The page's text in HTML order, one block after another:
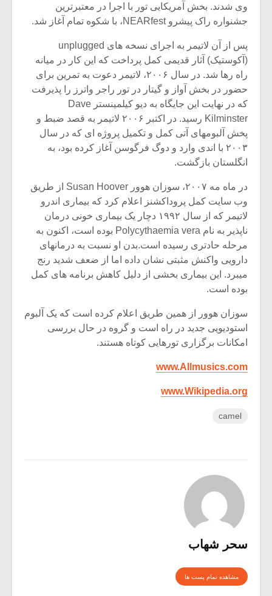
وی شدند. بخش آمریکایی تور با اجرا در معتبرترین
جشنواره راک پیشرو NEARfest، با شکوه تمام آغاز شد.
پس از آن لاتیمر به اجرای نسخه های unplugged
(آکوستیک) آثار قدیمی کمل پرداخت که این کار در میانه
راه رها شد. در سال ۲۰۰۶، لاتیمر دعوت به تمرین برای
حضور در بخش آواز و گیتار در تور راجر واترز را پذیرفت
که در نهایت این جایگاه به دیو کیلمینستر Dave
Kilminster رسید. در اکتبر ۲۰۰۶ لاتیمر به قصد ضبط و
پخش آلبومهای آتی کمل و تکمیل پروژه ای که در سال
۲۰۰۳ با اندی وارد و دوگ فرگوسن آغاز کرده بود، به
انگلستان بازگشت.
در ماه مه ۲۰۰۷، سوزان هوور Susan Hoover از طریق
وب سایت کمل پروداکشنز اعلام کرد که بیماری اندرو
لاتیمر که از سال ۱۹۹۲ دچار یک بیماری خونی درمان
ناپذیر به نام Polycythaemia vera بوده است، اکنون به
مرحله حادتری رسیده است.بدن او نسبت به درمانهای
دارویی واکنش مثبتی نشان داده اما از ضعف شدید رنج
میبرد. این بیماری بخشی از دلیل کاهش برنامه های کمل
بوده است.
سوزان هوور از همین طریق اعلام کرده است که یک آلبوم
استودیویی جدید در راه است و گروه در حال بررسی
امکانات برگزاری تورهایی کوتاه هستند.
www.Allmusics.com
www.Wikipedia.org
camel
سحر شهاب
مشاهده تمام پست ها